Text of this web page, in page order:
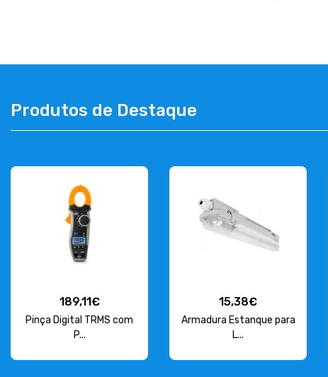
Produtos de Destaque
189,11€
Pinça Digital TRMS com
P...
15,38€
Armadura Estanque para
L...